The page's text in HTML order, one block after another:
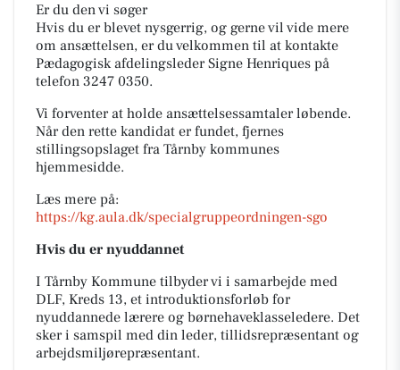
Er du den vi søger
Hvis du er blevet nysgerrig, og gerne vil vide mere
om ansættelsen, er du velkommen til at kontakte
Pædagogisk afdelingsleder Signe Henriques på
telefon 3247 0350.
Vi forventer at holde ansættelsessamtaler løbende.
Når den rette kandidat er fundet, fjernes
stillingsopslaget fra Tårnby kommunes
hjemmesidde.
Læs mere på:
https://kg.aula.dk/specialgruppeordningen-sgo
Hvis du er nyuddannet
I Tårnby Kommune tilbyder vi i samarbejde med
DLF, Kreds 13, et introduktionsforløb for
nyuddannede lærere og børnehaveklasseledere. Det
sker i samspil med din leder, tillidsrepræsentant og
arbejdsmiljørepræsentant.